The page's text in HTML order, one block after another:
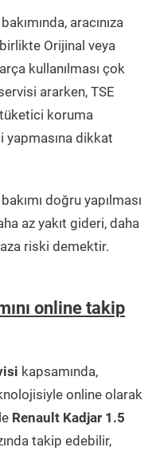
aracınıza
Orijinal veya
kullanılması çok
ararken, TSE
koruma
yapmasına dikkat
doğru yapılması
az yakıt gideri, daha
riski demektir.
online takip
kapsamında,
online olarak
Renault Kadjar 1.5
takip edebilir,